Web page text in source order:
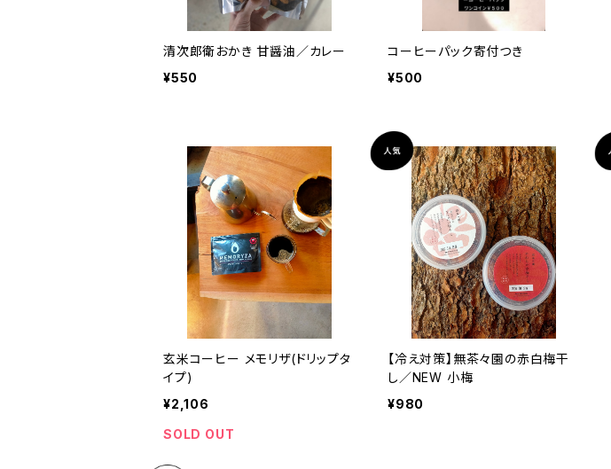
清次郎衛おかき 甘醤油／カレー
¥550
コーヒーパック寄付つき
¥500
玄米コーヒー メモリザ(ドリップタ
イプ)
¥2,106
SOLD OUT
【冷え対策】無茶々園の赤白梅干
し／NEW 小梅
¥980